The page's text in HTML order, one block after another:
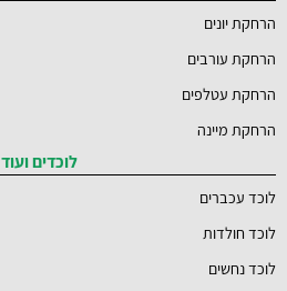
הרחקת יונים
הרחקת עורבים
הרחקת עטלפים
הרחקת מיינה
לוכדים ועוד
לוכד עכברים
לוכד חולדות
לוכד נחשים